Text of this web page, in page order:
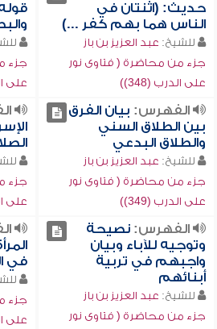
حديث: (اثنتان في
الناس هما بهم كفر ...)
للشيخ: عبد العزيز بن باز
جزء من محاضرة ( فتاوى نور
على الدرب (348))
جزء
على
الفهرس: بيان الفرق
بين الطلاق السني
والطلاق البدعي
للشيخ: عبد العزيز بن باز
جزء من محاضرة ( فتاوى نور
على الدرب (349))
جزء
على
الفهرس:نصيحة
وتوجيه للآباء وبيان
واجبهم في تربية
أبنائهم
للشيخ: عبد العزيز بن باز
جزء من محاضرة ( فتاوى نور
في
جزء
على